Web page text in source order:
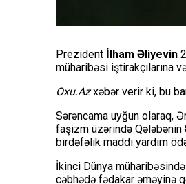
Prezident İlham Əliyevin
müharibəsi iştirakçılarına
Oxu.Azxəbər verir ki, bu
Sərəncama uyğun olaraq,
faşizm üzərində Qələbənin
birdəfəlik maddi yardım
İkinci Dünya
cəbhədə fədakar əməyinə